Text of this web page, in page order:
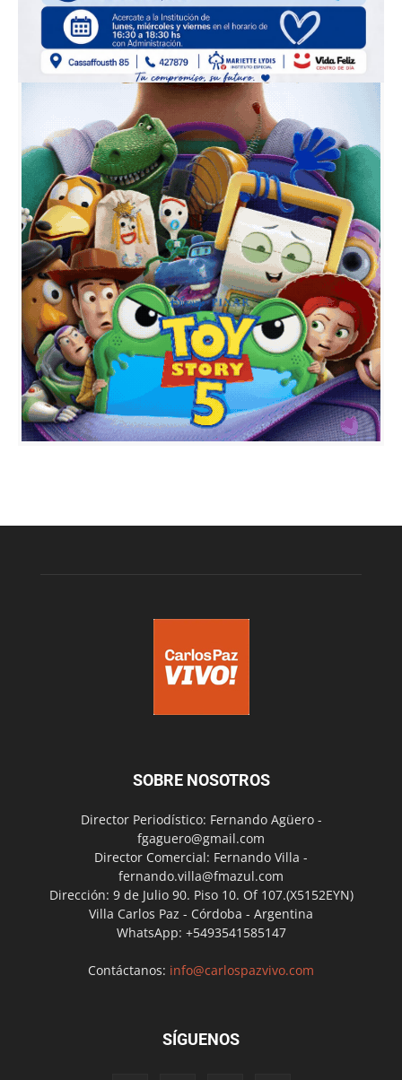
SOBRE NOSOTROS
Director Periodístico: Fernando Agüero -
fgaguero@gmail.com
Director Comercial: Fernando Villa -
fernando.villa@fmazul.com
Dirección: 9 de Julio 90. Piso 10. Of 107.(X5152EYN)
Villa Carlos Paz - Córdoba - Argentina
WhatsApp: +5493541585147
Contáctanos: info@carlospazvivo.com
SÍGUENOS